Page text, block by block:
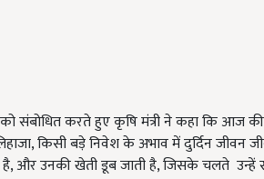
संबोधित करते हुए कृषि मंत्री ने कहा कि आज
किसी बड़े निवेश के अभाव में दुर्दिन जीवन
है, और उनकी खेती डूब जाती है, जिसके चलते उन्हें